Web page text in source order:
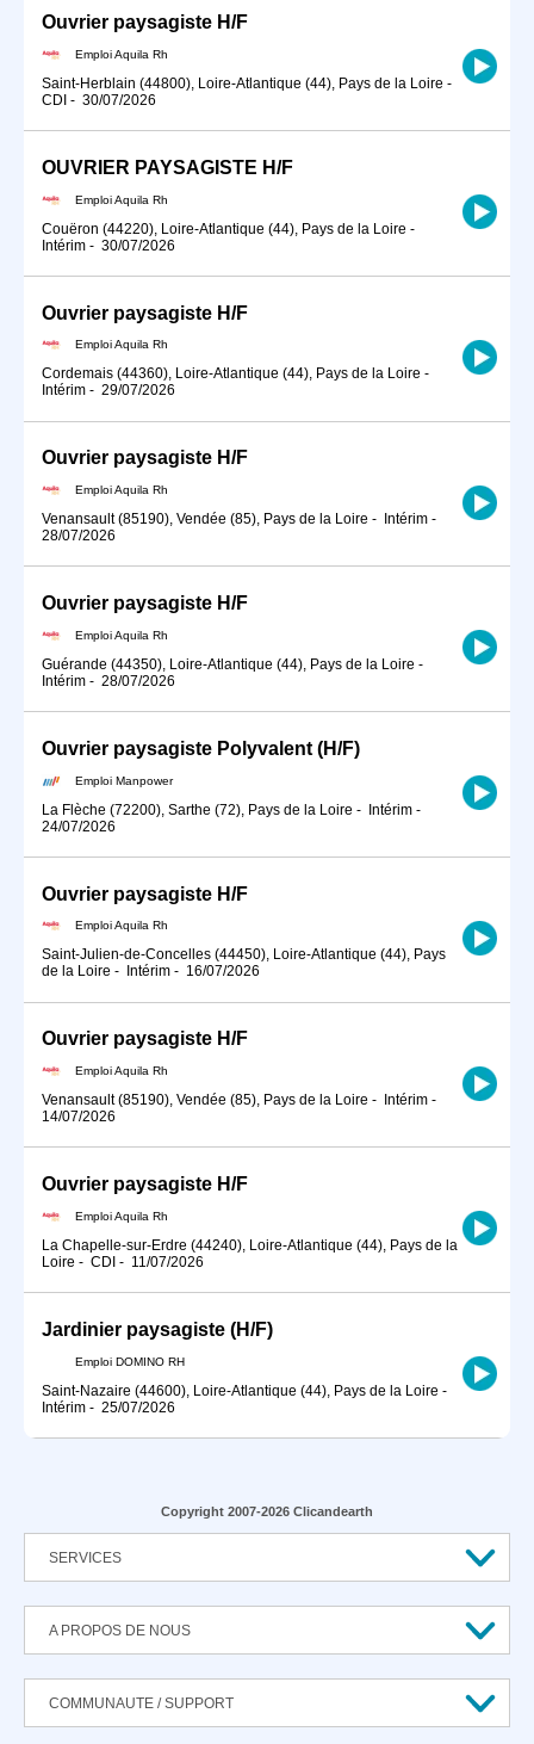
Ouvrier paysagiste H/F
Emploi Aquila Rh
Saint-Herblain (44800), Loire-Atlantique (44), Pays de la Loire -
CDI - 30/07/2026
OUVRIER PAYSAGISTE H/F
Emploi Aquila Rh
Couëron (44220), Loire-Atlantique (44), Pays de la Loire -
Intérim - 30/07/2026
Ouvrier paysagiste H/F
Emploi Aquila Rh
Cordemais (44360), Loire-Atlantique (44), Pays de la Loire -
Intérim - 29/07/2026
Ouvrier paysagiste H/F
Emploi Aquila Rh
Venansault (85190), Vendée (85), Pays de la Loire - Intérim -
28/07/2026
Ouvrier paysagiste H/F
Emploi Aquila Rh
Guérande (44350), Loire-Atlantique (44), Pays de la Loire -
Intérim - 28/07/2026
Ouvrier paysagiste Polyvalent (H/F)
Emploi Manpower
La Flèche (72200), Sarthe (72), Pays de la Loire - Intérim -
24/07/2026
Ouvrier paysagiste H/F
Emploi Aquila Rh
Saint-Julien-de-Concelles (44450), Loire-Atlantique (44), Pays
de la Loire - Intérim - 16/07/2026
Ouvrier paysagiste H/F
Emploi Aquila Rh
Venansault (85190), Vendée (85), Pays de la Loire - Intérim -
14/07/2026
Ouvrier paysagiste H/F
Emploi Aquila Rh
La Chapelle-sur-Erdre (44240), Loire-Atlantique (44), Pays de la
Loire - CDI - 11/07/2026
Jardinier paysagiste (H/F)
Emploi DOMINO RH
Saint-Nazaire (44600), Loire-Atlantique (44), Pays de la Loire -
Intérim - 25/07/2026
Copyright 2007-2026 Clicandearth
SERVICES
A PROPOS DE NOUS
COMMUNAUTE / SUPPORT